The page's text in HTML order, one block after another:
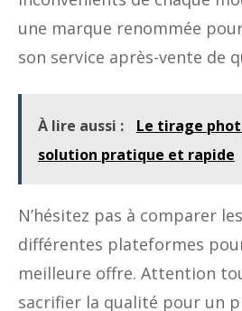
une marque renommée
son service après-vente de
À lire aussi :
Le tirage
solution pratique et rapide
N’hésitez pas à comparer
différentes plateformes
meilleure offre. Attention
sacrifier la qualité pour un